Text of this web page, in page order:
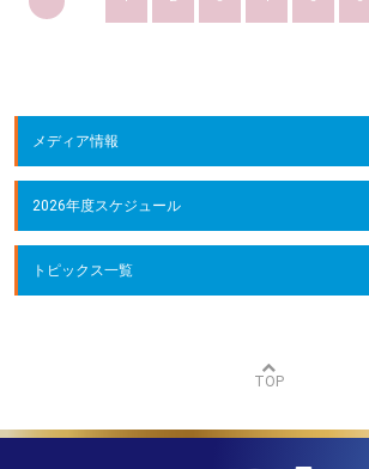
メディア情報
2026年度スケジュール
トピックス一覧
TOP